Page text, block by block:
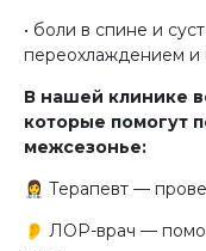
• боли в спине и
переохлаждением и
В нашей клинике
которые помогут
межсезонье:
👩‍⚕️ Терапевт —
👂 ЛОР-врач —